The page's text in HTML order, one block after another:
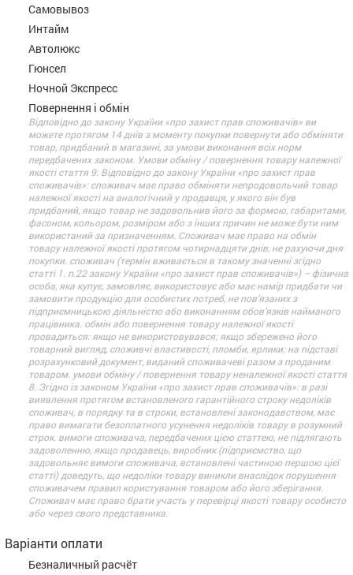
Самовывоз
Интайм
Автолюкс
Гюнсел
Ночной Экспресс
Повернення і обмін
Відповідно до закону України «про захист прав споживачів» ви
можете протягом 14 днів з моменту покупки повернути або обміняти
товар, придбаний в магазині, за умови виконання всіх норм
передбачених законом. Умови обміну / повернення товару належної
якості стаття 9. Відповідно до закону України «про захист прав
споживачів»: споживач має право обміняти непродовольчий товар
належної якості на аналогічний у продавця, у якого він був
придбаний, якщо товар не задовольнив його за формою, габаритами,
фасоном, кольором, розміром або з інших причин не може бути ним
використаний за призначенням. Споживач має право на обмін
товару належної якості протягом чотирнадцяти днів, не рахуючи дня
покупки. споживач (термін вживається в такому значенні згідно
статті 1. п.22 закону України «про захист прав споживачів») – фізична
особа, яка купує, замовляє, використовує або має намір придбати чи
замовити продукцію для особистих потреб, не пов’язаних з
підприємницькою діяльністю або виконанням обов’язків найманого
працівника. обмін або повернення товару належної якості
провадиться: якщо не використовувався; якщо збережено його
товарний вигляд, споживчі властивості, пломби, ярлики; на підставі
розрахунковий документ, виданий споживачеві разом з проданим
товаром. умови обміну / повернення товару неналежної якості стаття
8. Згідно із законом України «про захист прав споживачів»: в разі
виявлення протягом встановленого гарантійного строку недоліків
споживач, в порядку та в строки, встановлені законодавством, має
право вимагати безоплатного усунення недоліків товару в розумний
строк. вимоги споживача, передбачених цією статтею, не підлягають
задоволенню, якщо продавець, виробник (підприємство, що
задовольняє вимоги споживача, встановлені частиною першою цієї
статті) доведуть, що недоліки товару виникли внаслідок порушення
споживачем правил користування товаром або його зберігання.
Споживач має право брати участь у перевірці якості товару особисто
або через свого представника.
Варіанти оплати
Безналичный расчёт